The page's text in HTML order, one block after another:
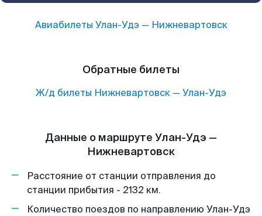
Авиабилеты Улан-Удэ — Нижневартовск
Обратные билеты
Ж/д билеты Нижневартовск — Улан-Удэ
Данные о маршруте Улан-Удэ —
Нижневартовск
Расстояние от станции отправления до
станции прибытия - 2132 км.
Количество поездов по направлению Улан-Удэ